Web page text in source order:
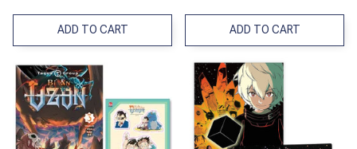
ADD TO CART ADD TO CART